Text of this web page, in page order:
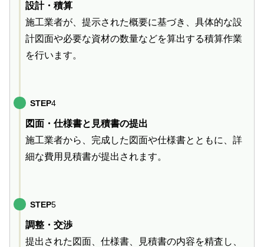
設計・積算
施工業者が、提示された概要に基づき、具体的な設
計図面や必要な資材の数量などを算出する積算作業
を行います。
STEP4
図面・仕様書と見積書の提出
施工業者から、完成した図面や仕様書とともに、詳
細な費用見積書が提出されます。
STEP5
調整・交渉
提出された図面、仕様書、見積書の内容を精査し、